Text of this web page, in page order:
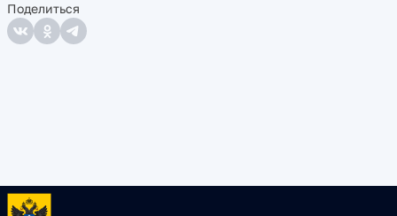
Поделиться